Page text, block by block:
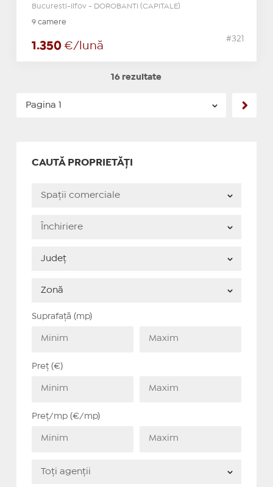
Bucuresti-Ilfov - DOROBANTI (CAPITALE)
9 camere
1.350 €/lună
#321
16 rezultate
CAUTĂ PROPRIETĂȚI
Suprafață (mp)
Preț (€)
Preț/mp (€/mp)